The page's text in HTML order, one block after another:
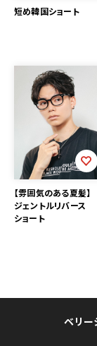
短め韓国ショート
【雰囲気のある夏髪】
ジェントルリバース
ショート
ベリー